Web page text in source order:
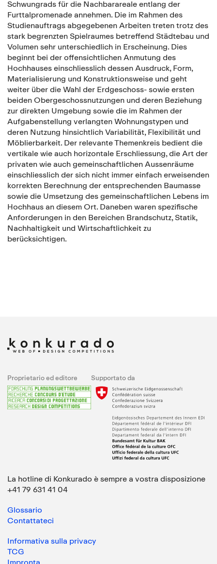
Schwungrads für die Nachbarareale entlang der
Furttalpromenade annehmen. Die im Rahmen des
Studienauftrags abgegebenen Arbeiten treten trotz des
stark begrenzten Spielraumes betreffend Städtebau und
Volumen sehr unterschiedlich in Erscheinung. Dies
beginnt bei der offensichtlichen Anmutung des
Hochhauses einschliesslich dessen Ausdruck, Form,
Materialisierung und Konstruktionsweise und geht
weiter über die Wahl der Erdgeschoss- sowie ersten
beiden Obergeschossnutzungen und deren Beziehung
zur direkten Umgebung sowie die im Rahmen der
Aufgabenstellung verlangten Wohnungstypen und
deren Nutzung hinsichtlich Variabilität, Flexibilität und
Möblierbarkeit. Der relevante Themenkreis bedient die
vertikale wie auch horizontale Erschliessung, die Art der
privaten wie auch gemeinschaftlichen Aussenräume
einschliesslich der sich nicht immer einfach erweisenden
korrekten Berechnung der entsprechenden Baumasse
sowie die Umsetzung des gemeinschaftlichen Lebens im
Hochhaus an diesem Ort. Daneben waren spezifische
Anforderungen in den Bereichen Brandschutz, Statik,
Nachhaltigkeit und Wirtschaftlichkeit zu
berücksichtigen.
Proprietario ed editore Supportato da
La hotline di Konkurado è sempre a vostra disposizione
+41 79 631 41 04
Glossario
Contattateci
Informativa sulla privacy
TCG